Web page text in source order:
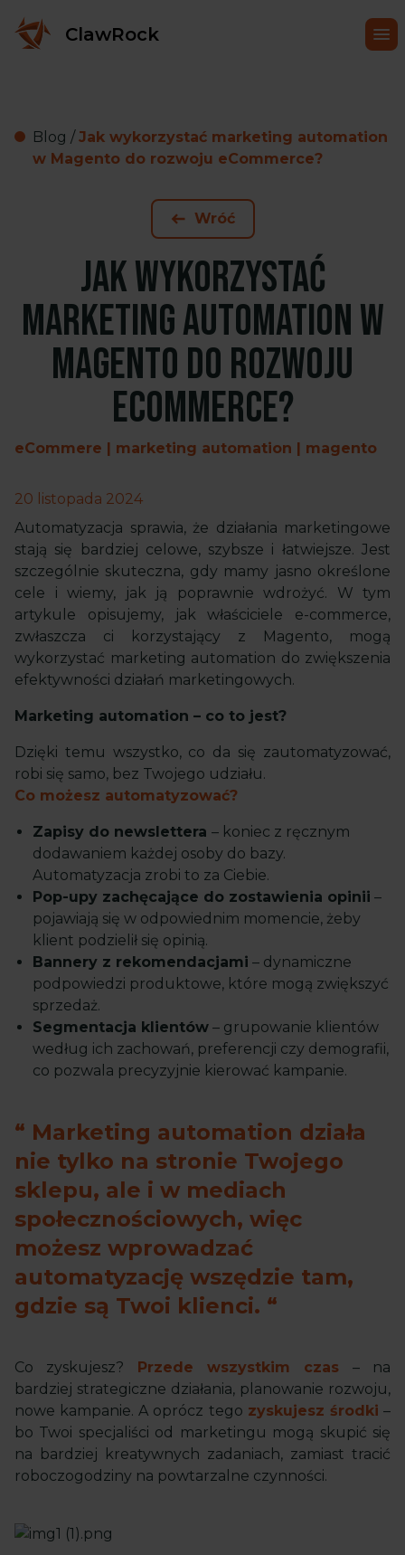
ClawRock
Blog /Jak wykorzystać marketing automation
w Magento do rozwoju eCommerce?
Jak wykorzystać
marketing automation w
Magento do rozwoju
eCommerce?
Wróć
eCommere | marketing automation | magento
20 listopada 2024
Automatyzacja sprawia, że działania marketingowe
stają się bardziej celowe, szybsze i łatwiejsze. Jest
szczególnie skuteczna, gdy mamy jasno określone
cele i wiemy, jak ją poprawnie wdrożyć. W tym
artykule opisujemy, jak właściciele e-commerce,
zwłaszcza ci korzystający z Magento, mogą
wykorzystać marketing automation do zwiększenia
efektywności działań marketingowych.
Marketing automation – co to jest?
Dzięki temu wszystko, co da się zautomatyzować,
robi się samo, bez Twojego udziału.
Co możesz automatyzować?
Zapisy do newslettera – koniec z ręcznym
dodawaniem każdej osoby do bazy.
Automatyzacja zrobi to za Ciebie.
Pop-upy zachęcające do zostawienia opinii –
pojawiają się w odpowiednim momencie, żeby
klient podzielił się opinią.
Bannery z rekomendacjami – dynamiczne
podpowiedzi produktowe, które mogą zwiększyć
sprzedaż.
Segmentacja klientów – grupowanie klientów
według ich zachowań, preferencji czy demografii,
co pozwala precyzyjnie kierować kampanie.
Marketing automation działa
nie tylko na stronie Twojego
sklepu, ale i w mediach
społecznościowych, więc
możesz wprowadzać
automatyzację wszędzie tam,
gdzie są Twoi klienci.
Co zyskujesz? Przede wszystkim czas – na
bardziej strategiczne działania, planowanie rozwoju,
nowe kampanie. A oprócz tego zyskujesz środki –
bo Twoi specjaliści od marketingu mogą skupić się
na bardziej kreatywnych zadaniach, zamiast tracić
roboczogodziny na powtarzalne czynności.